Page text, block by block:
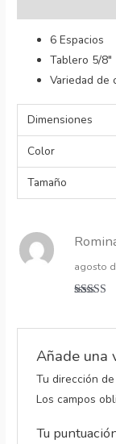
6 Espacios
Tablero 5/8″
Variedad de
Dimensiones
Color
Tamaño
agosto
Añade una
Tu dirección
Los campos
Tu